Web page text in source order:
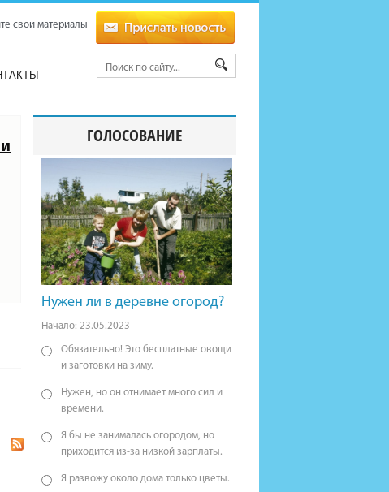
свои материалы
ГОЛОСОВАНИЕ
Нужен ли в деревне огород?
Начало: 23.05.2023
Обязательно! Это бесплатные овощи
и заготовки на зиму.
Нужен, но он отнимает много сил и
времени.
Я бы не занималась огородом, но
приходится из-за низкой зарплаты.
Я развожу около дома только цветы.